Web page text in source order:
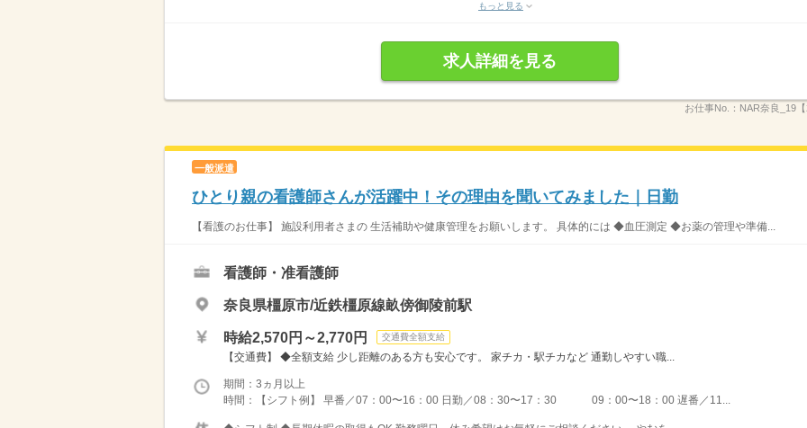
もっと見る
求人詳細を見る
お仕事No.： NAR奈良_19【
一般派遣
ひとり親の看護師さんが活躍中！その理由を聞いてみました｜日勤
【看護のお仕事】 施設利用者さまの 生活補助や健康管理をお願いします。 具体的には ◆血圧測定 ◆お薬の管理や準備...
看護師・准看護師
奈良県橿原市/近鉄橿原線畝傍御陵前駅
時給2,570円～2,770円 交通費全額支給
【交通費】 ◆全額支給 少し距離のある方も安心です。 家チカ・駅チカなど 通勤しやすい職...
期間：3ヵ月以上
時間：【シフト例】 早番／07：00〜16：00 日勤／08：30〜17：30 09：00〜18：00 遅番／11...